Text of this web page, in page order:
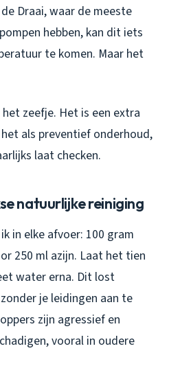
Draai, waar de meeste
hebben, kan dit iets
te komen. Maar het
zeefje. Het is een extra
als preventief onderhoud,
laat checken.
natuurlijke reiniging
in elke afvoer: 100 gram
250 ml azijn. Laat het tien
water erna. Dit lost
je leidingen aan te
zijn agressief en
vooral in oudere